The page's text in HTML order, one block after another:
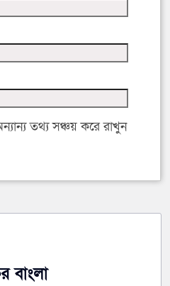
তথ্য সঞ্চয় করে রাখুন
বাংলা